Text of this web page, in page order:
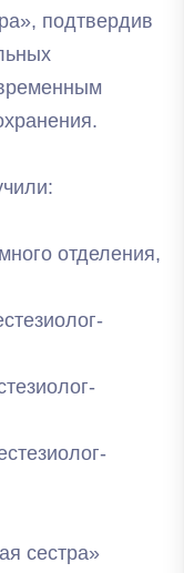
подтвердив
отделения,
сестра»